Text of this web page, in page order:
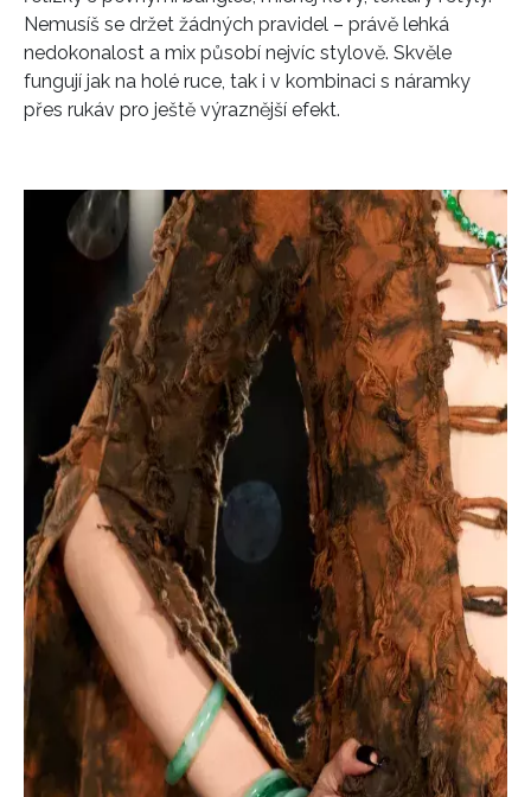
Nemusíš se držet žádných pravidel – právě lehká
nedokonalost a mix působí nejvíc stylově. Skvěle
fungují jak na holé ruce, tak i v kombinaci s náramky
přes rukáv pro ještě výraznější efekt.